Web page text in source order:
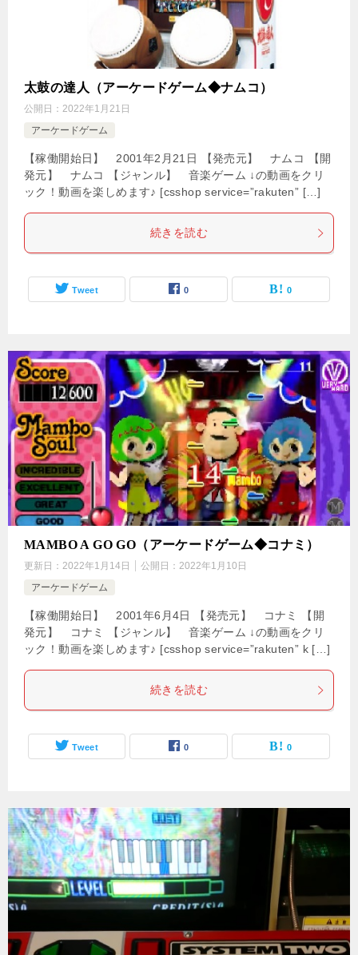
太鼓の達人（アーケードゲーム◆ナムコ）
公開日： 2022年1月21日
アーケードゲーム
【稼働開始日】 2001年2月21日 【発売元】 ナムコ 【開
発元】 ナムコ 【ジャンル】 音楽ゲーム ↓の動画をクリ
ック！動画を楽しめます♪ [csshop service=”rakuten” […]
続きを読む
Tweet 0 0
MAMBO A GO GO（アーケードゲーム◆コナミ）
更新日： 2022年1月14日 公開日： 2022年1月10日
アーケードゲーム
【稼働開始日】 2001年6月4日 【発売元】 コナミ 【開
発元】 コナミ 【ジャンル】 音楽ゲーム ↓の動画をクリ
ック！動画を楽しめます♪ [csshop service=”rakuten” k […]
続きを読む
Tweet 0 0